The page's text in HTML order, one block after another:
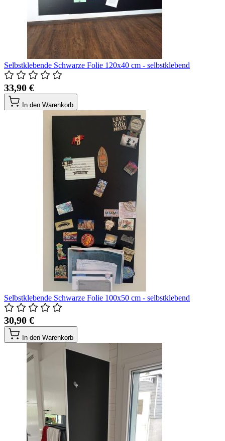
Selbstklebende Schwarze Folie 120x40 cm - selbstklebend
33,90 €
In den Warenkorb
Selbstklebende Schwarze Folie 100x50 cm - selbstklebend
30,90 €
In den Warenkorb